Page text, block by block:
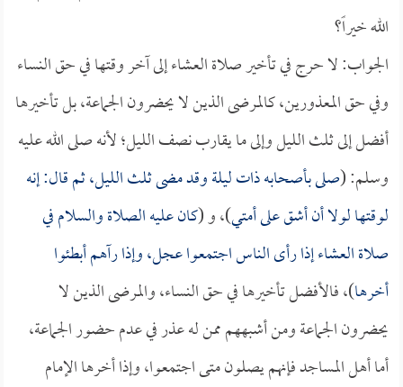
الله خيراً؟
الجواب: لا حرج في تأخير صلاة العشاء إلى آخر وقتها في حق النساء
وفي حق المعذورين، كالمرضى الذين لا يحضرون الجماعة، بل تأخيرها
أفضل إلى ثلث الليل وإلى ما يقارب نصف الليل؛ لأنه صلى الله عليه
وسلم: (صلى بأصحابه ذات ليلة وقد مضى ثلث الليل، ثم قال: إنه
لوقتها لولا أن أشق على أمتي)، و (كان عليه الصلاة والسلام في
صلاة العشاء إذا رأى الناس اجتمعوا عجل، وإذا رآهم أبطئوا
أخرها)، فالأفضل تأخيرها في حق النساء، والمرضى الذين لا
يحضرون الجماعة ومن أشبههم ممن له عذر في عدم حضور الجماعة،
أما أهل المساجد فإنهم يصلون متى اجتمعوا، وإذا أخرها الإمام